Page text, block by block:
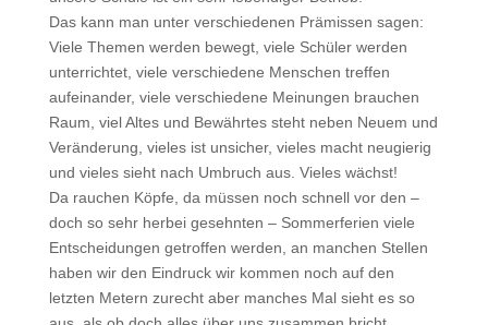
Das kann man unter verschiedenen Prämissen sagen:
Viele Themen werden bewegt, viele Schüler werden
unterrichtet, viele verschiedene Menschen treffen
aufeinander, viele verschiedene Meinungen brauchen
Raum, viel Altes und Bewährtes steht neben Neuem und
Veränderung, vieles ist unsicher, vieles macht neugierig
und vieles sieht nach Umbruch aus. Vieles wächst!
Da rauchen Köpfe, da müssen noch schnell vor den –
doch so sehr herbei gesehnten – Sommerferien viele
Entscheidungen getroffen werden, an manchen Stellen
haben wir den Eindruck wir kommen noch auf den
letzten Metern zurecht aber manches Mal sieht es so